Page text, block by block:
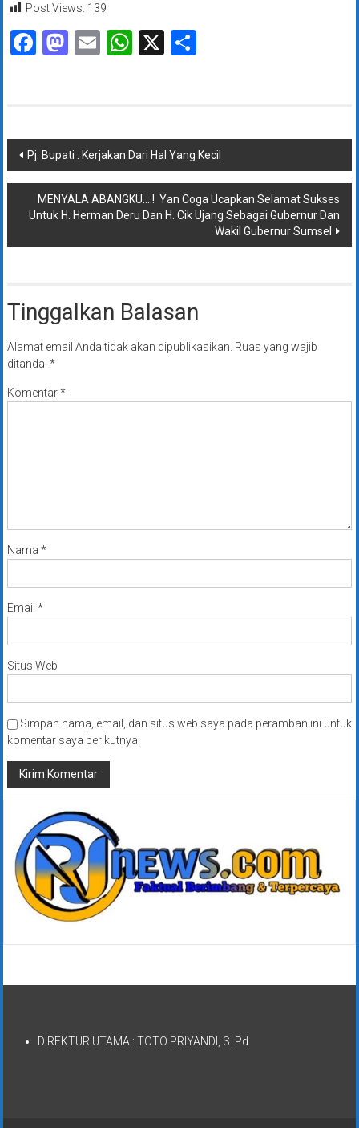
Post Views: 139
Facebook
Mastodon
EmailWhatsApp
X Share
Navigasi
pos
Pj. Bupati : Kerjakan Dari Hal Yang Kecil
MENYALA ABANGKU….! Yan Coga Ucapkan Selamat Sukses
Untuk H. Herman Deru Dan H. Cik Ujang Sebagai Gubernur Dan
Wakil Gubernur Sumsel
Tinggalkan Balasan
Alamat email Anda tidak akan dipublikasikan. Ruas yang wajib
ditandai *
Komentar*
Nama *
Email *
Situs Web
Simpan nama, email, dan situs web saya pada peramban ini untuk
komentar saya berikutnya.
DIREKTUR UTAMA : TOTO PRIYANDI, S. Pd